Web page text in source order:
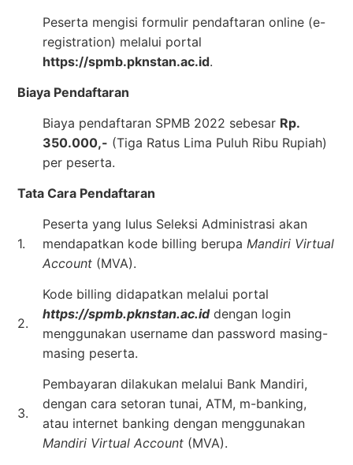
Peserta mengisi formulir pendaftaran online (e-
registration) melalui portal
https://spmb.pknstan.ac.id.
Biaya Pendaftaran
Biaya pendaftaran SPMB 2022 sebesar Rp.
350.000,- (Tiga Ratus Lima Puluh Ribu Rupiah)
per peserta.
Tata Cara Pendaftaran
1.
Peserta yang lulus Seleksi Administrasi akan
mendapatkan kode billing berupa Mandiri Virtual
Account (MVA).
2.
Kode billing didapatkan melalui portal
https://spmb.pknstan.ac.iddengan login
menggunakan username dan password masing-
masing peserta.
3.
Pembayaran dilakukan melalui Bank Mandiri,
dengan cara setoran tunai, ATM, m-banking,
atau internet banking dengan menggunakan
Mandiri Virtual Account (MVA).